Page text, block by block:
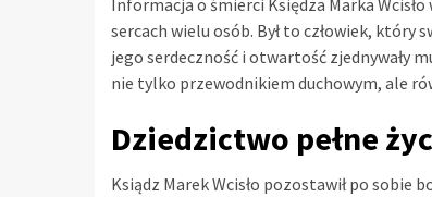
sercach wielu osób. Był to człowiek, który
jego serdeczność i otwartość zjednywały
nie tylko przewodnikiem duchowym, ale
Dziedzictwo pełne
Ksiądz Marek Wcisło pozostawił po